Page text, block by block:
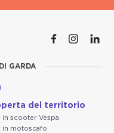
GARDA
del territorio
in scooter Vespa
in motoscafo